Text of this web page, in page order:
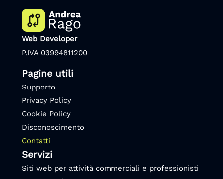
Web Developer
P.IVA 03994811200
Pagine utili
Supporto
Privacy Policy
Cookie Policy
Disconoscimento
Contatti
Servizi
Siti web per attività commerciali e professionisti